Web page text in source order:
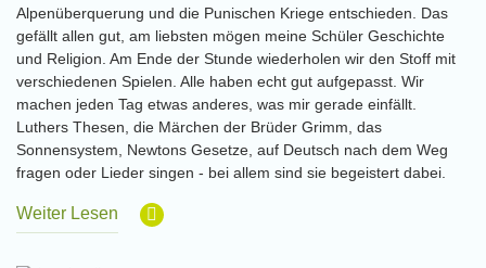
Alpenüberquerung und die Punischen Kriege entschieden. Das
gefällt allen gut, am liebsten mögen meine Schüler Geschichte
und Religion. Am Ende der Stunde wiederholen wir den Stoff mit
verschiedenen Spielen. Alle haben echt gut aufgepasst. Wir
machen jeden Tag etwas anderes, was mir gerade einfällt.
Luthers Thesen, die Märchen der Brüder Grimm, das
Sonnensystem, Newtons Gesetze, auf Deutsch nach dem Weg
fragen oder Lieder singen - bei allem sind sie begeistert dabei.
Weiter Lesen